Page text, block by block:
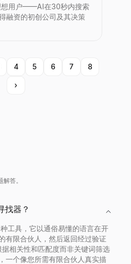
想用户——AI在30秒内搜索
融资的初创公司及其决策
4 5 6 7 8
›
答。
找器？
工具，它以通俗易懂的语言在开
有限合伙人，然后返回经过验证
相关性和匹配度而非关键词筛选
一个像您所需有限合伙人真实描